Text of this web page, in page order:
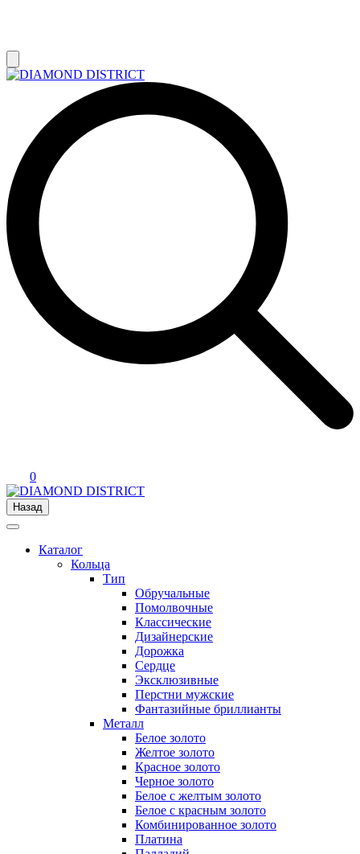
0
Назад
Каталог
Кольца
Тип
Обручальные
Помолвочные
Классические
Дизайнерские
Дорожка
Сердце
Эксклюзивные
Перстни мужские
Фантазийные бриллианты
Металл
Белое золото
Желтое золото
Красное золото
Черное золото
Белое с желтым золото
Белое с красным золото
Комбинированное золото
Платина